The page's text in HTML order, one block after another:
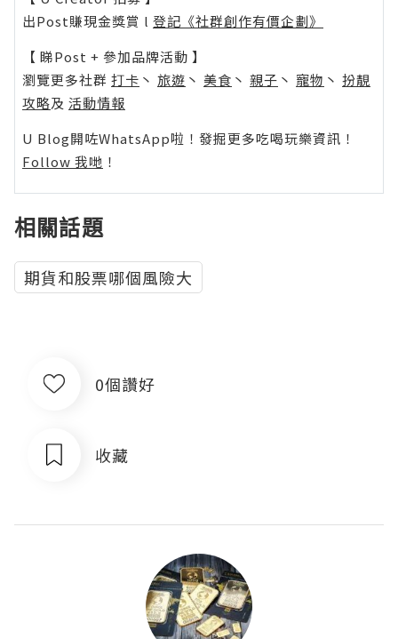
出Post賺現金獎賞 l 登記《社群創作有價企劃》
【 睇Post + 參加品牌活動 】
瀏覽更多社群 打卡 丶 旅遊 丶 美食 丶 親子 丶 寵物 丶 扮靚
攻略及 活動情報
U Blog開咗WhatsApp啦！發掘更多吃喝玩樂資訊！
Follow 我哋 ！
相關話題
期貨和股票哪個風險大
0個讚好
收藏